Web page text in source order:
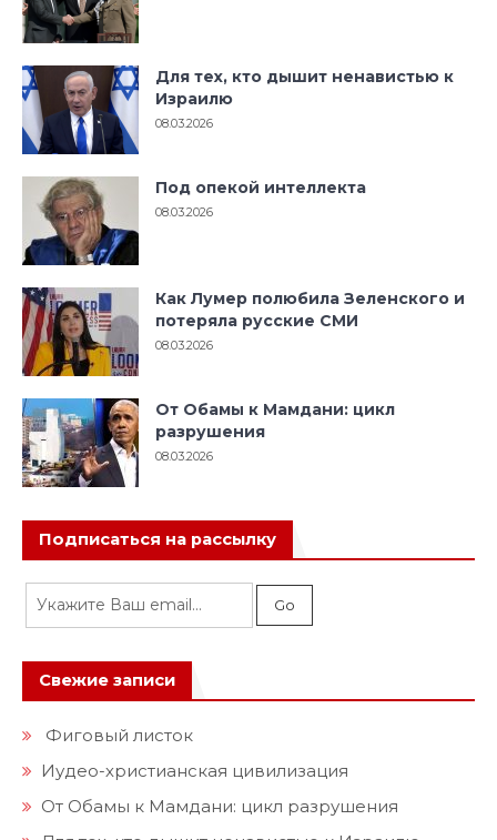
Для тех, кто дышит ненавистью к
Израилю
08.03.2026
Под опекой интеллекта
08.03.2026
Как Лумер полюбила Зеленского и
потеряла русские СМИ
08.03.2026
От Обамы к Мамдани: цикл
разрушения
08.03.2026
Подписаться на рассылку
Свежие записи
Фиговый листок
Иудео-христианская цивилизация
От Обамы к Мамдани: цикл разрушения